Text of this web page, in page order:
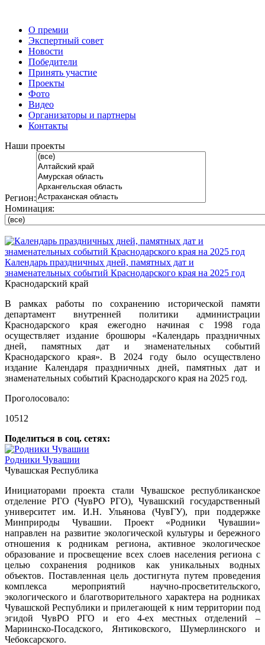
О премии
Экспертный совет
Новости
Победители
Принять участие
Проекты
Фото
Видео
Организаторы и партнеры
Контакты
Наши проекты
Регион:
Номинация:
Календарь праздничных дней, памятных дат и
знаменательных событий Краснодарского края на 2025 год
Краснодарский край
В рамках работы по сохранению исторической памяти
департамент внутренней политики администрации
Краснодарского края ежегодно начиная с 1998 года
осуществляет издание брошюры «Календарь праздничных
дней, памятных дат и знаменательных событий
Краснодарского края». В 2024 году было осуществлено
издание Календаря праздничных дней, памятных дат и
знаменательных событий Краснодарского края на 2025 год.
Проголосовало:
10512
Поделиться в соц. сетях:
Родники Чувашии
Чувашская Республика
Инициаторами проекта стали Чувашское республиканское
отделение РГО (ЧувРО РГО), Чувашский государственный
университет им. И.Н. Ульянова (ЧувГУ), при поддержке
Минприроды Чувашии. Проект «Родники Чувашии»
направлен на развитие экологической культуры и бережного
отношения к родникам региона, активное экологическое
образование и просвещение всех слоев населения региона с
целью сохранения родников как уникальных водных
объектов. Поставленная цель достигнута путем проведения
комплекса мероприятий научно-просветительского,
экологического и благотворительного характера на родниках
Чувашской Республики и прилегающей к ним территории под
эгидой ЧувРО РГО и его 4-ех местных отделений –
Мариинско-Посадского, Янтиковского, Шумерлинского и
Чебоксарского.